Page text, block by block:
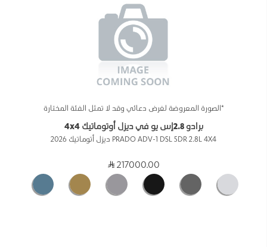
*الصورة المعروضة لغرض دعائي وقد لا تمثل الفئة المختارة
برادو 2.8إس يو في ديزل أوتوماتيك 4x4
PRADO ADV-1 DSL 5DR 2.8L 4X4 ديزل أتوماتيك 2026
217000.00